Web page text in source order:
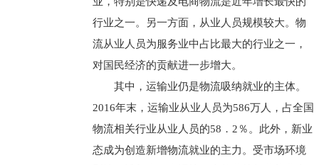
行业之一。另一方面，从业人员规模较大。物
流从业人员为服务业中占比最大的行业之一，
对国民经济的贡献进一步增大。
其中，运输业仍是物流吸纳就业的主体。
2016年末，运输业从业人员为586万人，占全国
物流相关行业从业人员的58．2％。此外，新业
态成为创造新增物流就业的主力。受市场环境